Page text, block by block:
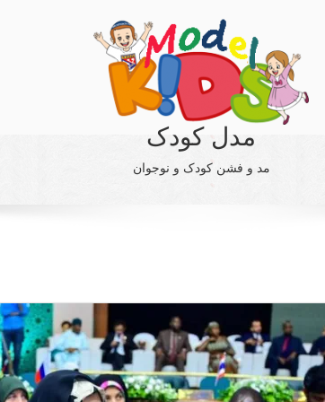
مدل کودک
مد و فشن کودک و نوجوان